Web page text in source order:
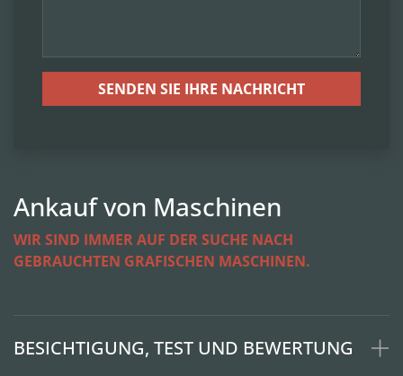
SENDEN SIE IHRE NACHRICHT
Ankauf von Maschinen
WIR SIND IMMER AUF DER SUCHE NACH
GEBRAUCHTEN GRAFISCHEN MASCHINEN.
BESICHTIGUNG, TEST UND BEWERTUNG